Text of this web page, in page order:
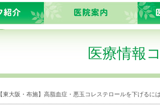
医療情報
【東大阪・布施】高脂血症・悪玉コレステロールを下げるに